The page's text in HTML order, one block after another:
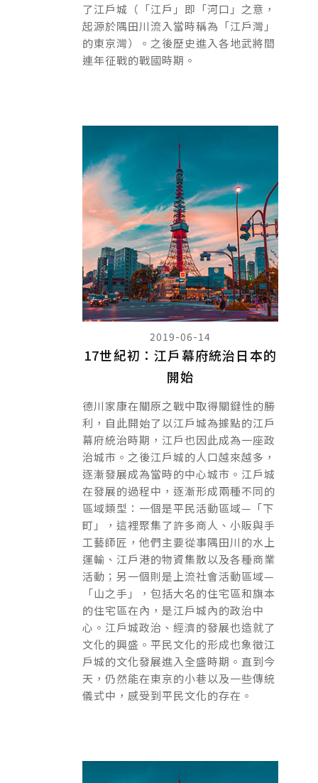
了江戶城（「江戶」即「河口」之意，
起源於隅田川流入當時稱為「江戶灣」
的東京灣）。之後歷史進入各地武將間
連年征戰的戰國時期。
2019-06-14
17世紀初：江戶幕府統治日本的
開始
德川家康在關原之戰中取得關鍵性的勝
利，自此開始了以江戶城為據點的江戶
幕府統治時期，江戶也因此成為一座政
治城市。之後江戶城的人口越來越多，
逐漸發展成為當時的中心城市。江戶城
在發展的過程中，逐漸形成兩種不同的
區域類型：一個是平民活動區域—「下
町」，這裡聚集了許多商人、小販與手
工藝師匠，他們主要從事隅田川的水上
運輸、江戶港的物資集散以及各種商業
活動；另一個則是上流社會活動區域—
「山之手」，包括大名的住宅區和旗本
的住宅區在內，是江戶城內的政治中
心。江戶城政治、經濟的發展也造就了
文化的興盛。平民文化的形成也象徵江
戶城的文化發展進入全盛時期。直到今
天，仍然能在東京的小巷以及一些傳統
儀式中，感受到平民文化的存在。